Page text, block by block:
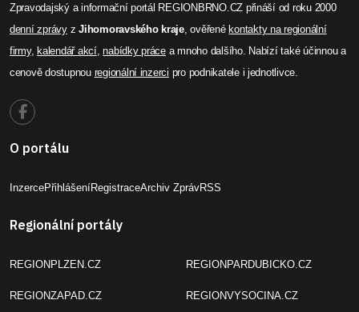
Zpravodajský a informační portál REGIONBRNO.CZ přináší od roku 2000
denní zprávyzJihomoravského kraje, ověřenékontakty na regionální
firmy,kalendář akcí,nabídky prácea mnoho dalšího. Nabízí také účinnou a
cenově dostupnou regionální inzerci pro podnikatele i jednotlivce.
O portálu
InzercePřihlášeníRegistraceArchiv ZprávRSS
Regionální portály
REGIONPLZEN.CZ
REGIONZAPAD.CZ
REGIONPARDUBICKO.CZ
REGIONVYSOCINA.CZ